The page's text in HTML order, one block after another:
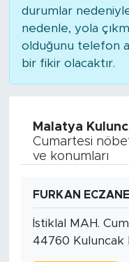
durumlar
nedenle, yola
olduğunu telefon
bir fikir olacaktır.
Malatya
Cumartesi
ve konumları
FURKAN
İstiklal MAH.
44760 Kuluncak